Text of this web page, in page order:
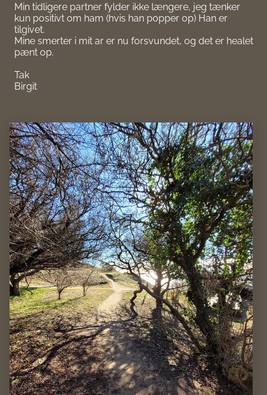
Min tidligere partner fylder ikke længere, jeg tænker
kun positivt om ham (hvis han popper op) Han er
tilgivet.
Mine smerter i mit ar er nu forsvundet, og det er healet
pænt op.
Tak
Birgit